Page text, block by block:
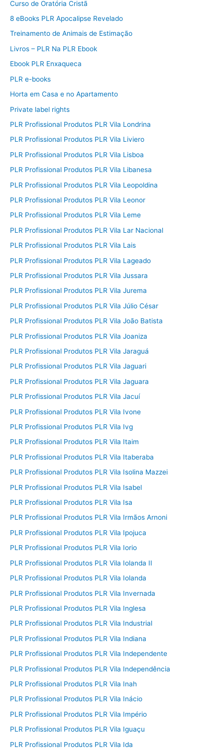
Curso de Oratória Cristã
8 eBooks PLR Apocalipse Revelado
Treinamento de Animais de Estimação
Livros – PLR Na PLR Ebook
Ebook PLR Enxaqueca
PLR e-books
Horta em Casa e no Apartamento
Private label rights
PLR Profissional Produtos PLR Vila Londrina
PLR Profissional Produtos PLR Vila Liviero
PLR Profissional Produtos PLR Vila Lisboa
PLR Profissional Produtos PLR Vila Libanesa
PLR Profissional Produtos PLR Vila Leopoldina
PLR Profissional Produtos PLR Vila Leonor
PLR Profissional Produtos PLR Vila Leme
PLR Profissional Produtos PLR Vila Lar Nacional
PLR Profissional Produtos PLR Vila Lais
PLR Profissional Produtos PLR Vila Lageado
PLR Profissional Produtos PLR Vila Jussara
PLR Profissional Produtos PLR Vila Jurema
PLR Profissional Produtos PLR Vila Júlio César
PLR Profissional Produtos PLR Vila João Batista
PLR Profissional Produtos PLR Vila Joaniza
PLR Profissional Produtos PLR Vila Jaraguá
PLR Profissional Produtos PLR Vila Jaguari
PLR Profissional Produtos PLR Vila Jaguara
PLR Profissional Produtos PLR Vila Jacuí
PLR Profissional Produtos PLR Vila Ivone
PLR Profissional Produtos PLR Vila Ivg
PLR Profissional Produtos PLR Vila Itaim
PLR Profissional Produtos PLR Vila Itaberaba
PLR Profissional Produtos PLR Vila Isolina Mazzei
PLR Profissional Produtos PLR Vila Isabel
PLR Profissional Produtos PLR Vila Isa
PLR Profissional Produtos PLR Vila Irmãos Arnoni
PLR Profissional Produtos PLR Vila Ipojuca
PLR Profissional Produtos PLR Vila Iorio
PLR Profissional Produtos PLR Vila Iolanda II
PLR Profissional Produtos PLR Vila Iolanda
PLR Profissional Produtos PLR Vila Invernada
PLR Profissional Produtos PLR Vila Inglesa
PLR Profissional Produtos PLR Vila Industrial
PLR Profissional Produtos PLR Vila Indiana
PLR Profissional Produtos PLR Vila Independente
PLR Profissional Produtos PLR Vila Independência
PLR Profissional Produtos PLR Vila Inah
PLR Profissional Produtos PLR Vila Inácio
PLR Profissional Produtos PLR Vila Império
PLR Profissional Produtos PLR Vila Iguaçu
PLR Profissional Produtos PLR Vila Ida